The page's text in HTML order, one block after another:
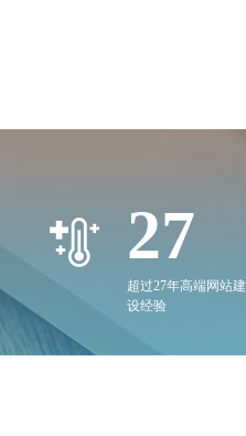
27
超过27年高端网站建
设经验